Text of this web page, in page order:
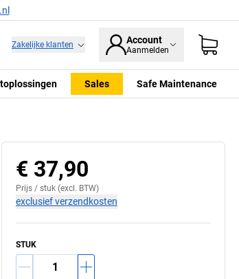
Zakelijke klanten Account
Aanmelden
Sales Safe Maintenance
€ 37,90
Prijs / stuk (excl. BTW)
exclusief verzendkosten
STUK